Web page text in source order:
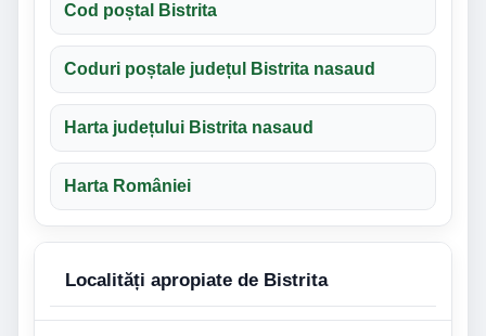
Cod poștal Bistrita
Coduri poștale județul Bistrita nasaud
Harta județului Bistrita nasaud
Harta României
Localități apropiate de Bistrita